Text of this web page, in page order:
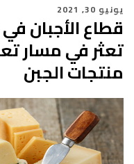
يونيو 30, 2021
قطاع الأجبان
تعثر في مسار
منتجات الجبن